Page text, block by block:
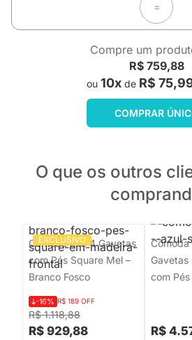
=
Compre um
R$ 759,88
ou 10xde R$
COMPRAR
O que os outros
EXCLUSIVO
Cômoda Elfe 4 Gavetas
com Pés Square Mel –
Branco Fosco
R$ 1.118,88
-16% R$ 189 OFF
R$ 929,88
Gavetas
com
R$